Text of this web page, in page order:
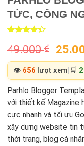
TỨC, CÔNG
4.33out
based on
customer
ratings
49.000₫
price
was:
👁️ 656 lượt xem|🛒
Parhlo Blogger
với thiết kế Magazine
cực nhanh và tối ưu
xây dựng website tin
thời trang, blog cá